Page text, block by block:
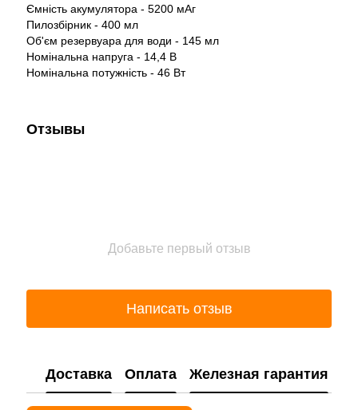
Ємність акумулятора - 5200 мАг
Пилозбірник - 400 мл
Об'єм резервуара для води - 145 мл
Номінальна напруга - 14,4 В
Номінальна потужність - 46 Вт
Отзывы
Добавьте первый отзыв
Написать отзыв
Доставка Оплата Железная гарантия